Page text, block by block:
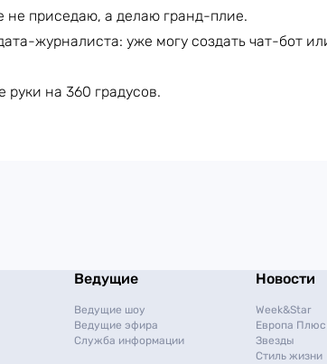
не приседаю, а делаю гранд-плие.
журналиста: уже могу создать чат-бот
на 360 градусов.
Ведущие
Ведущие шоу
Ведущие эфира
Служба информации
Новости
Week&Star
Европа Плюс
Звезды
Стиль жизни